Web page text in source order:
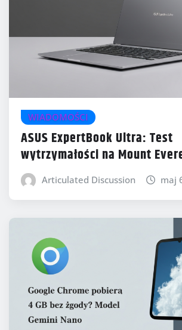
WIADOMOŚCI
ASUS ExpertBook Ultra: Test
wytrzymałości na Mount
Articulated Discussion maj